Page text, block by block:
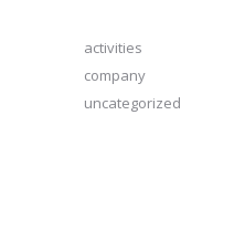
activities
company
uncategorized